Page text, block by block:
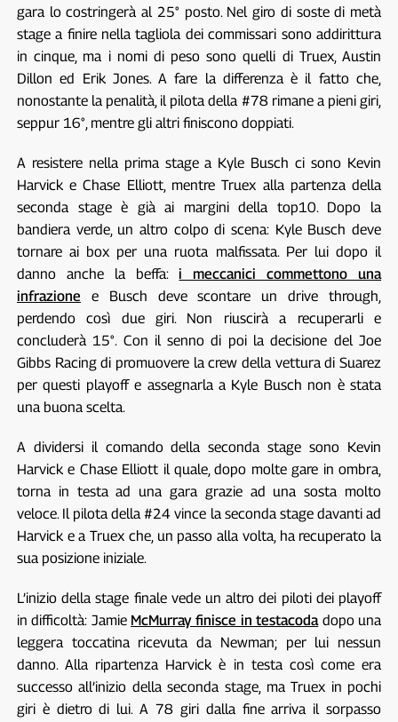
gara lo costringerà al 25° posto. Nel giro di soste di metà
stage a finire nella tagliola dei commissari sono addirittura
in cinque, ma i nomi di peso sono quelli di Truex, Austin
Dillon ed Erik Jones. A fare la differenza è il fatto che,
nonostante la penalità, il pilota della #78 rimane a pieni giri,
seppur 16°, mentre gli altri finiscono doppiati.
A resistere nella prima stage a Kyle Busch ci sono Kevin
Harvick e Chase Elliott, mentre Truex alla partenza della
seconda stage è già ai margini della top10. Dopo la
bandiera verde, un altro colpo di scena: Kyle Busch deve
tornare ai box per una ruota malfissata. Per lui dopo il
danno anche la beffa:i meccanici commettono una
infrazione e Busch deve scontare un drive through,
perdendo così due giri. Non riuscirà a recuperarli e
concluderà 15°. Con il senno di poi la decisione del Joe
Gibbs Racing di promuovere la crew della vettura di Suarez
per questi playoff e assegnarla a Kyle Busch non è stata
una buona scelta.
A dividersi il comando della seconda stage sono Kevin
Harvick e Chase Elliott il quale, dopo molte gare in ombra,
torna in testa ad una gara grazie ad una sosta molto
veloce. Il pilota della #24 vince la seconda stage davanti ad
Harvick e a Truex che, un passo alla volta, ha recuperato la
sua posizione iniziale.
L’inizio della stage finale vede un altro dei piloti dei playoff
in difficoltà: Jamie McMurray finisce in testacodadopo una
leggera toccatina ricevuta da Newman; per lui nessun
danno. Alla ripartenza Harvick è in testa così come era
successo all’inizio della seconda stage, ma Truex in pochi
giri è dietro di lui. A 78 giri dalla fine arriva il sorpasso